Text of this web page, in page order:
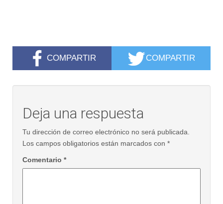
COMPARTIR COMPARTIR
Deja una respuesta
Tu dirección de correo electrónico no será publicada.
Los campos obligatorios están marcados con *
Comentario *